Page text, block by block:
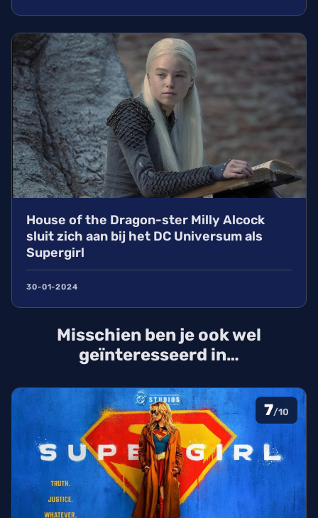
House of the Dragon-ster Milly Alcock
sluit zich aan bij het DC Universum als
Supergirl
30-01-2024
Misschien ben je ook wel
geïnteresseerd in…
7/10